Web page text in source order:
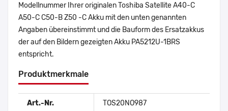
Modellnummer Ihrer originalen Toshiba Satellite A40-C
A50-C C50-B Z50 -C Akku mit den unten genannten
Angaben übereinstimmt und die Bauform des Ersatzakkus
der auf den Bildern gezeigten Akku PA5212U-1BRS
entspricht.
Produktmerkmale
Art.-Nr. TOS20NO987